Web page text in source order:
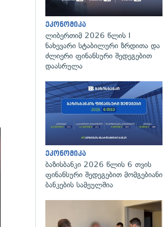
ეკონომიკა
ლიბერთიმ 2026 წლის I
ნახევარი სტაბილური ზრდითა და
ძლიერი ფინანსური შედეგებით
დაასრულა
ეკონომიკა
ბაზისბანკი 2026 წლის 6 თვის
ფინანსური შედეგებით მომგებიანი
ბანკების სამეულშია